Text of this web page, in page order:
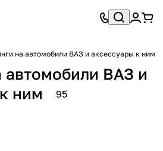
на автомобили ВАЗ и аксессуары к ним
автомобили ВАЗ и
ним
95